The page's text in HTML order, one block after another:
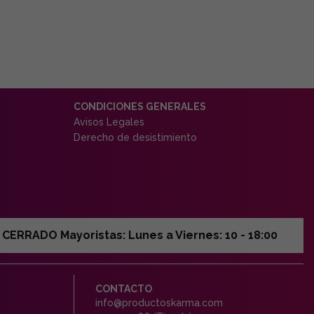
CONDICIONES GENERALES
Avisos Legales
Derecho de desistimiento
Mayoristas: Lunes a Viernes: 10 - 18:00
CONTACTO
info@productoskarma.com